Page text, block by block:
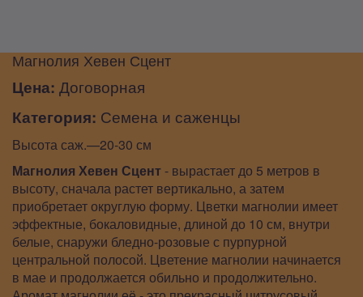
Магнолия Хевен Сцент
Цена: Договорная
Категория: Семена и саженцы
Высота саж.—20-30 см
Магнолия Хевен Сцент - вырастает до 5 метров в
высоту, сначала растет вертикально, а затем
приобретает округлую форму. Цветки магнолии имеет
эффектные, бокаловидные, длиной до 10 см, внутри
белые, снаружи бледно-розовые с пурпурной
центральной полосой. Цветение магнолии начинается
в мае и продолжается обильно и продолжительно.